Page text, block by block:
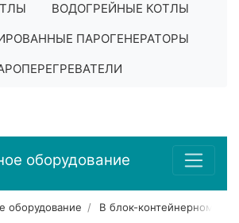
ВОДОГРЕЙНЫЕ КОТЛЫ
ПАРОГЕНЕРАТОРЫ
оборудование
оборудование В блок-контейнерном